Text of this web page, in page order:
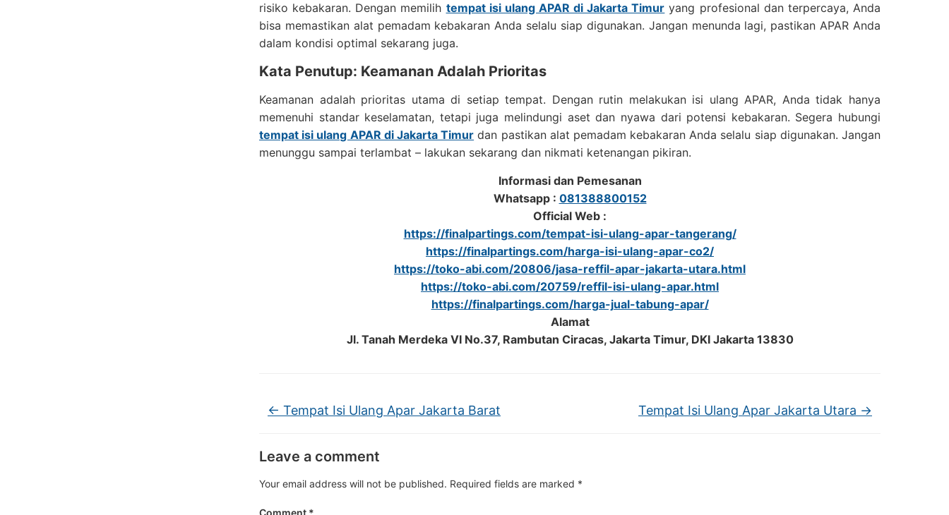
risiko kebakaran. Dengan memilih tempat isi ulang APAR di Jakarta Timur yang profesional dan terpercaya, Anda
bisa memastikan alat pemadam kebakaran Anda selalu siap digunakan. Jangan menunda lagi, pastikan APAR Anda
dalam kondisi optimal sekarang juga.
Kata Penutup: Keamanan Adalah Prioritas
Keamanan adalah prioritas utama di setiap tempat. Dengan rutin melakukan isi ulang APAR, Anda tidak hanya
memenuhi standar keselamatan, tetapi juga melindungi aset dan nyawa dari potensi kebakaran. Segera hubungi
tempat isi ulang APAR di Jakarta Timur dan pastikan alat pemadam kebakaran Anda selalu siap digunakan. Jangan
menunggu sampai terlambat – lakukan sekarang dan nikmati ketenangan pikiran.
Informasi dan Pemesanan
Whatsapp : 081388800152
Official Web :
https://finalpartings.com/tempat-isi-ulang-apar-tangerang/
https://finalpartings.com/harga-isi-ulang-apar-co2/
https://toko-abi.com/20806/jasa-reffil-apar-jakarta-utara.html
https://toko-abi.com/20759/reffil-isi-ulang-apar.html
https://finalpartings.com/harga-jual-tabung-apar/
Alamat
Jl. Tanah Merdeka VI No.37, Rambutan Ciracas, Jakarta Timur, DKI Jakarta 13830
← Tempat Isi Ulang Apar Jakarta Barat Tempat Isi Ulang Apar Jakarta Utara →
Leave a comment
Your email address will not be published. Required fields are marked *
Comment *